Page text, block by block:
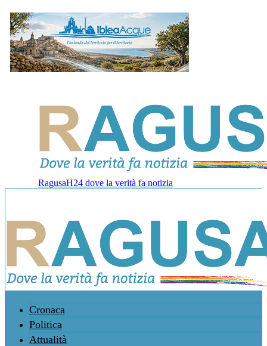
RagusaH24 dove la verità fa notizia
Cronaca
Politica
Attualità